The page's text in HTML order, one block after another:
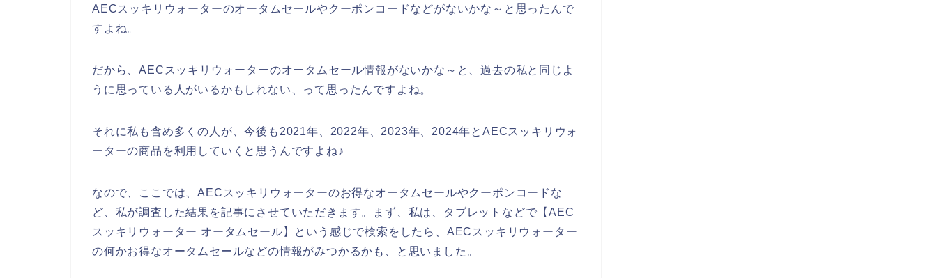
AECスッキリウォーターのオータムセールやクーポンコードなどがないかな～と思ったんで
すよね。
だから、AECスッキリウォーターのオータムセール情報がないかな～と、過去の私と同じよ
うに思っている人がいるかもしれない、って思ったんですよね。
それに私も含め多くの人が、今後も2021年、2022年、2023年、2024年とAECスッキリウォ
ーターの商品を利用していくと思うんですよね♪
なので、ここでは、AECスッキリウォーターのお得なオータムセールやクーポンコードな
ど、私が調査した結果を記事にさせていただきます。まず、私は、タブレットなどで【AEC
スッキリウォーター オータムセール】という感じで検索をしたら、AECスッキリウォーター
の何かお得なオータムセールなどの情報がみつかるかも、と思いました。